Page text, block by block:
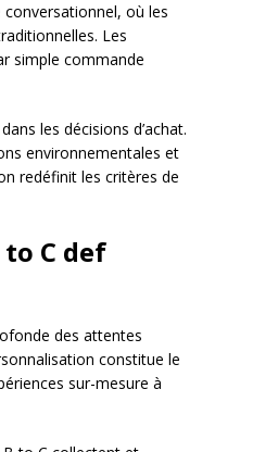
où les
Les
simple commande
les décisions d’achat.
environnementales et
redéfinit les critères de
C def
des attentes
constitue le
sur-mesure à